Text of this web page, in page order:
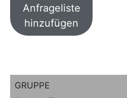
Anfrageliste
hinzufügen
GRUPPE